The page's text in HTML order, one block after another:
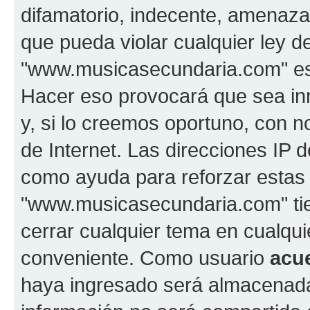
difamatorio, indecente,
que pueda violar cualquier ley
"www.musicasecundaria.com"
Hacer eso provocará que sea
y, si lo creemos oportuno, con
de Internet. Las direcciones IP
como ayuda para reforzar
"www.musicasecundaria.com"
cerrar cualquier tema en
conveniente. Como usuario
haya ingresado será